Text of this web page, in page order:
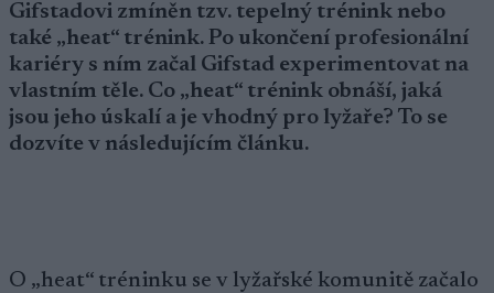
Gifstadovi zmíněn tzv. tepelný trénink nebo
také „heat“ trénink. Po ukončení profesionální
kariéry s ním začal Gifstad experimentovat na
vlastním těle. Co „heat“ trénink obnáší, jaká
jsou jeho úskalí a je vhodný pro lyžaře? To se
dozvíte v následujícím článku.
O „heat“ tréninku se v lyžařské komunitě začalo